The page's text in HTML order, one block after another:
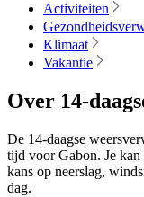
Activiteiten
Klimaat
Vakantie
Over 14-
De 14-daagse
tijd voor Gabon. Je kan
kans op neerslag,
dag.